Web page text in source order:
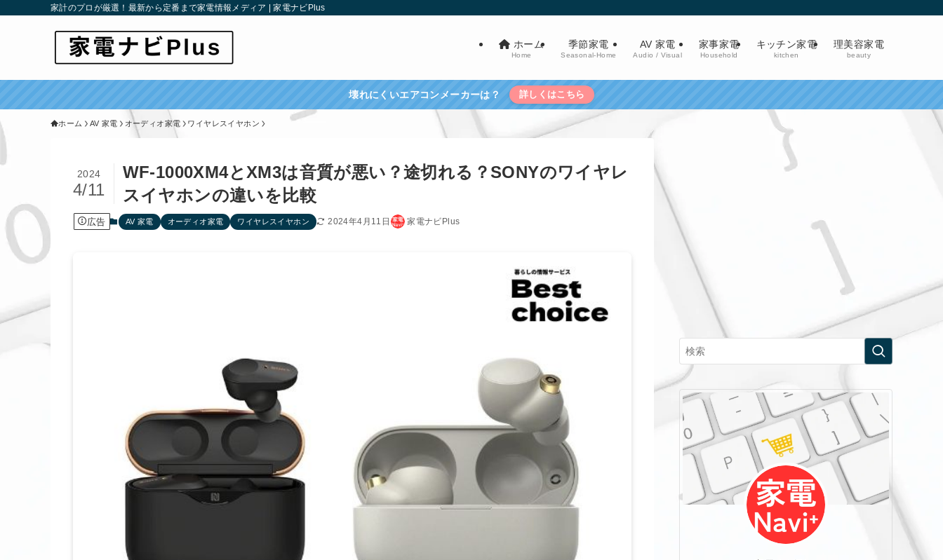
家計のプロが厳選！最新から定番まで家電情報メディア | 家電ナビPlus
ホーム
Home
季節家電
Seasonal-Home
AV 家電
Audio / Visual
家事家電
Household
キッチン家電
kitchen
理美容家電
beauty
壊れにくいエアコンメーカーは？ 詳しくはこちら
ホーム AV 家電 オーディオ家電 ワイヤレスイヤホン
WF-1000XM4とXM3は音質が悪い？途切れる？SONYのワイヤレ
スイヤホンの違いを比較
2024
4/11
広告 AV 家電 オーディオ家電 ワイヤレスイヤホン 2024年4月11日 家電ナビPlus